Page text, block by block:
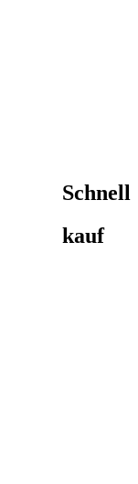
Schnell
kauf